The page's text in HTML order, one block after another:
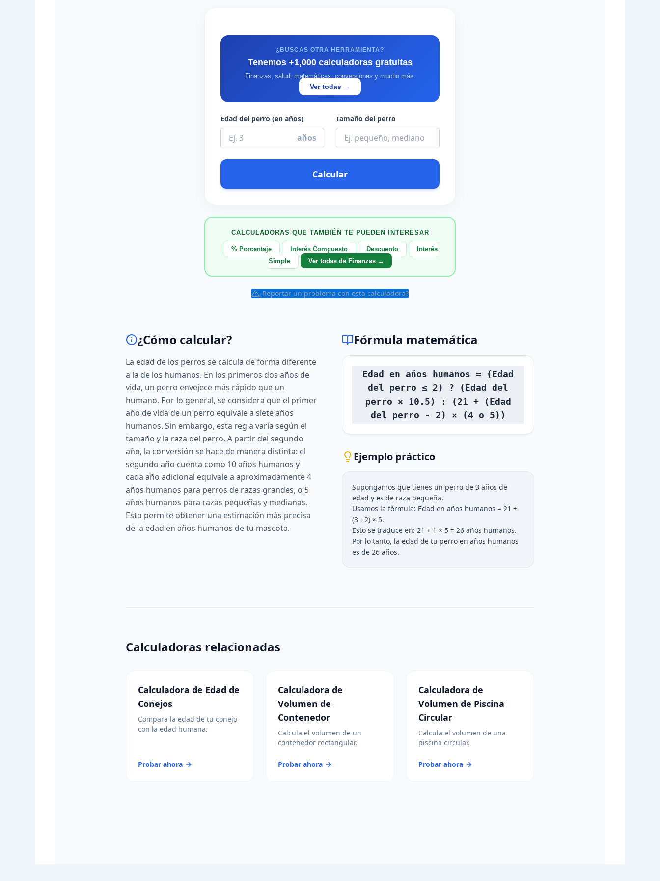
¿BUSCAS OTRA HERRAMIENTA?
Tenemos +1,000 calculadoras gratuitas
Finanzas, salud, matemáticas, conversiones y mucho más.
Ver todas →
Edad del perro (en años)
años
Tamaño del perro
Calcular
CALCULADORAS QUE TAMBIÉN TE PUEDEN INTERESAR
% Porcentaje Interés Compuesto Descuento
Interés
Simple
Ver todas de Finanzas →
¿Reportar un problema con esta calculadora?
¿Cómo calcular?
La edad de los perros se calcula de forma diferente
a la de los humanos. En los primeros dos años de
vida, un perro envejece más rápido que un
humano. Por lo general, se considera que el primer
año de vida de un perro equivale a siete años
humanos. Sin embargo, esta regla varía según el
tamaño y la raza del perro. A partir del segundo
año, la conversión se hace de manera distinta: el
segundo año cuenta como 10 años humanos y
cada año adicional equivale a aproximadamente 4
años humanos para perros de razas grandes, o 5
años humanos para razas pequeñas y medianas.
Esto permite obtener una estimación más precisa
de la edad en años humanos de tu mascota.
Fórmula matemática
Edad en años humanos = (Edad
del perro ≤ 2) ? (Edad del
perro × 10.5) : (21 + (Edad
del perro - 2) × (4 o 5))
Ejemplo práctico
Supongamos que tienes un perro de 3 años de
edad y es de raza pequeña.
Usamos la fórmula: Edad en años humanos = 21 +
(3 - 2) × 5.
Esto se traduce en: 21 + 1 × 5 = 26 años humanos.
Por lo tanto, la edad de tu perro en años humanos
es de 26 años.
Calculadoras relacionadas
Calculadora de Edad de
Conejos
Compara la edad de tu conejo
con la edad humana.
Probar ahora
Calculadora de
Volumen de
Contenedor
Calcula el volumen de un
contenedor rectangular.
Probar ahora
Calculadora de
Volumen de Piscina
Circular
Calcula el volumen de una
piscina circular.
Probar ahora